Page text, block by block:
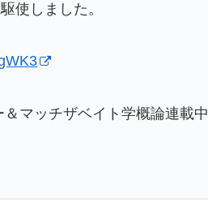
使しました。
マッチザベイト学概論連載中